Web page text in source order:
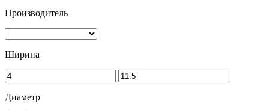
Производитель
Ширина
Диаметр